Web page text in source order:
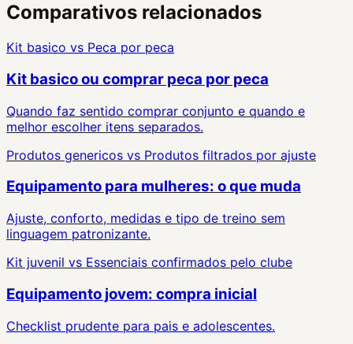
Comparativos relacionados
Kit basico vs Peca por peca
Kit basico ou comprar peca por peca
Quando faz sentido comprar conjunto e quando e
melhor escolher itens separados.
Produtos genericos vs Produtos filtrados por ajuste
Equipamento para mulheres: o que muda
Ajuste, conforto, medidas e tipo de treino sem
linguagem patronizante.
Kit juvenil vs Essenciais confirmados pelo clube
Equipamento jovem: compra inicial
Checklist prudente para pais e adolescentes.